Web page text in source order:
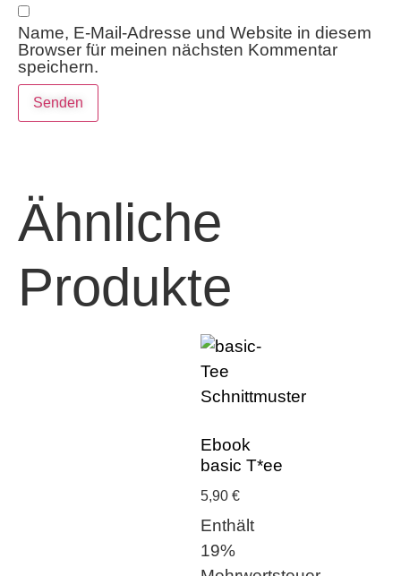
Name, E-Mail-Adresse und Website in diesem
Browser für meinen nächsten Kommentar
speichern.
Ähnliche
Produkte
Ebook
basic T*ee
5,90 €
Enthält
19%